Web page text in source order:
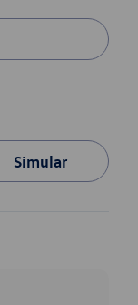
Simular